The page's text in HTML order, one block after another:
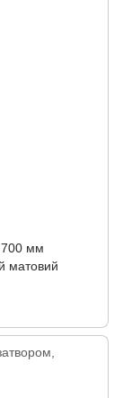
700 мм
матовий